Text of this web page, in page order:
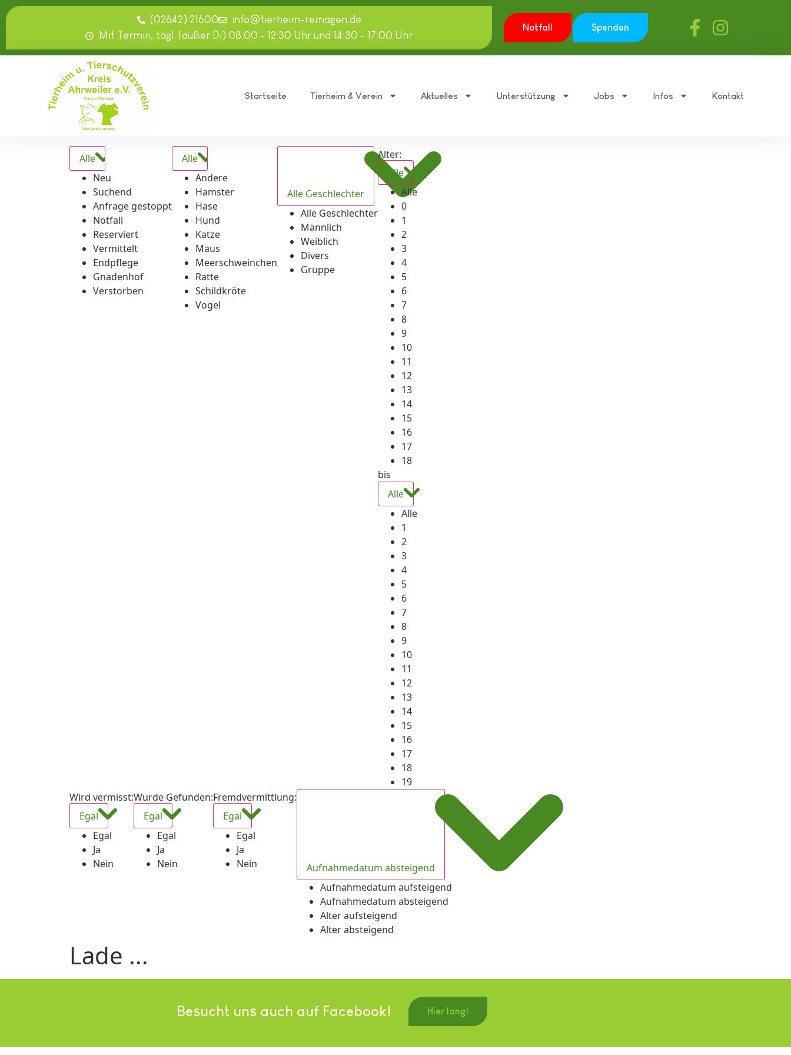
springen
(02642) 21600
info@tierheim-remagen.de
Mit Termin, tägl. (außer Di) 08:00 - 12:30 Uhr und 14:30 - 17:00 Uhr
Notfall Spenden
Startseite Tierheim & Verein Aktuelles Unterstützung Jobs Infos Kontakt
Alle
Neu
Suchend
Anfrage gestoppt
Notfall
Reserviert
Vermittelt
Endpflege
Gnadenhof
Verstorben
Alle
Andere
Hamster
Hase
Hund
Katze
Maus
Meerschweinchen
Ratte
Schildkröte
Vogel
Alle Geschlechter
Alle Geschlechter
Männlich
Weiblich
Divers
Gruppe
Alter:
Alle
Alle
0
1
2
3
4
5
6
7
8
9
10
11
12
13
14
15
16
17
18
bis
Alle
Alle
1
2
3
4
5
6
7
8
9
10
11
12
13
14
15
16
17
18
19
Wird vermisst:
Egal
Egal
Ja
Nein
Wurde Gefunden:
Egal
Egal
Ja
Nein
Fremdvermittlung:
Egal
Egal
Ja
Nein
Aufnahmedatum absteigend
Aufnahmedatum aufsteigend
Aufnahmedatum absteigend
Alter aufsteigend
Alter absteigend
Lade ...
Besucht uns auch auf Facebook! Hier lang!